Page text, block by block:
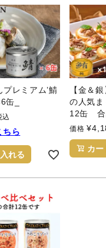
プレミアム’鯖
_
込
ちら
れる
【金＆
の人気
12缶 合
価格 ¥
カー